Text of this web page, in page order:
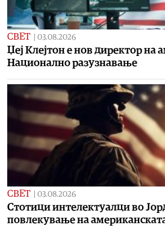
СВЕТ 03.08.2026
Џеј Клејтон е нов директор на
Национално разузнавање
СВЕТ 03.08.2026
Стотици интелектуалци во
повлекување на американската